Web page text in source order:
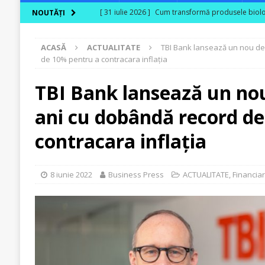
NOUTĂȚI [ 31 iulie 2026 ] Cum transformă produsele
Carpaților Orientali
ACTUALITATE
[ 29 iulie 2026 ] CITR – Insolvențele din
sunt în risc financiar
ACTUALITATE
[ 31 iulie 2026 ]
În agricultura de astăzi,
ACASĂ ACTUALITATE
TBI Bank lansează un nou
de 10% pentru a contracara inflația
TBI Bank lansează un
ani cu dobândă record
contracara inflația
8 iunie 2022 Business Press ACTUALITATE,